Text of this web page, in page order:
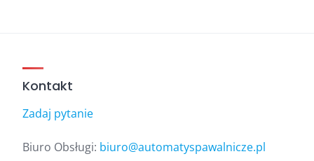
Kontakt
Zadaj pytanie
Biuro Obsługi: biuro@automatyspawalnicze.pl